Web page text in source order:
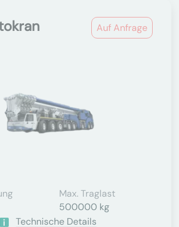
Auf Anfrage
Max. Traglast
500000 kg
Technische Details